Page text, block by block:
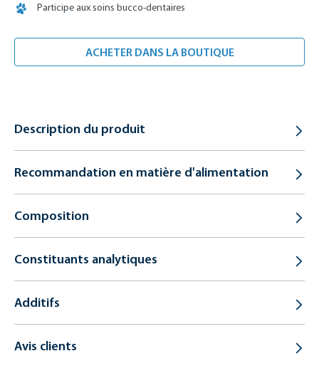
Participe aux soins bucco-dentaires
ACHETER DANS LA BOUTIQUE
Description du produit
Recommandation en matière d'alimentation
Composition
Constituants analytiques
Additifs
Avis clients